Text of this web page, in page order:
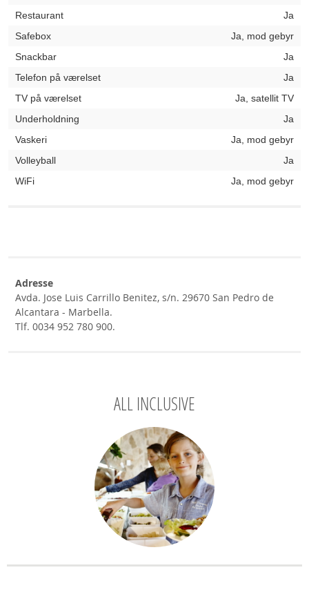
Restaurant
Ja
Safebox
Ja, mod gebyr
Snackbar
Ja
Telefon på værelset
Ja
TV på værelset
Ja, satellit TV
Underholdning
Ja
Vaskeri
Ja, mod gebyr
Volleyball
Ja
WiFi
Ja, mod gebyr
Adresse
Avda. Jose Luis Carrillo Benitez, s/n. 29670 San Pedro de
Alcantara - Marbella.
Tlf. 0034 952 780 900.
ALL INCLUSIVE